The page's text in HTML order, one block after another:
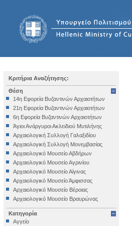
Κριτήρια Αναζήτησης:
Θέση
14η Εφορεία Βυζαντινών Αρχαιοτήτων
21η Εφορεία Βυζαντινών Αρχαιοτήτων
6η Εφορεία Βυζαντινών Αρχαιοτήτων
Άγιοι Ανάργυροι Ακλειδιού Μυτιλήνης
Αρχαιολογική Συλλογή Γαλαξιδίου
Αρχαιολογική Συλλογή Μονεμβασίας
Αρχαιολογικό Μουσείο Αβδήρων
Αρχαιολογικό Μουσείο Αγρινίου
Αρχαιολογικό Μουσείο Αίγινας
Αρχαιολογικό Μουσείο Άμφισσας
Αρχαιολογικό Μουσείο Βέροιας
Αρχαιολογικό Μουσείο Βραυρώνας
Αρχαιολογικό Μουσείο Δελφών
Αρχαιολογικό Μουσείο Ηγουμενίτσας
Κατηγορία
Αγγείο